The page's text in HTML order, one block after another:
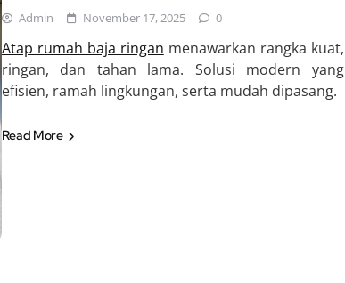
Admin November 17, 2025 0
Atap rumah baja ringan menawarkan rangka kuat,
ringan, dan tahan lama. Solusi modern yang
efisien, ramah lingkungan, serta mudah dipasang.
Read More